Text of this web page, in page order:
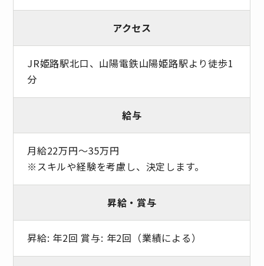
アクセス
JR姫路駅北口、山陽電鉄山陽姫路駅より徒歩1
分
給与
月給22万円～35万円
※スキルや経験を考慮し、決定します。
昇給・賞与
昇給: 年2回 賞与: 年2回（業績による）